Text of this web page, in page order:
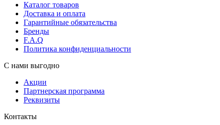
Каталог товаров
Доставка и оплата
Гарантийные обязательства
Бренды
F.A.Q
Политика конфиденциальности
С нами выгодно
Акции
Партнерская программа
Реквизиты
Контакты